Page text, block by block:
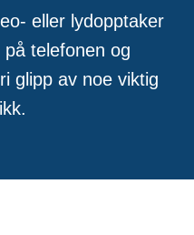
eller lydopptaker
telefonen og
glipp av noe viktig